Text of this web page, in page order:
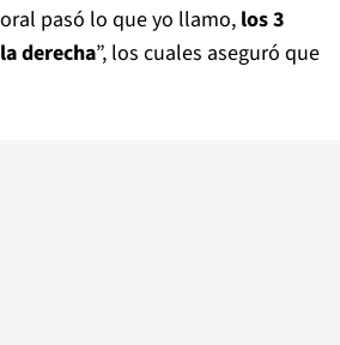
pasó lo que yo llamo, los 3
derecha”, los cuales aseguró que